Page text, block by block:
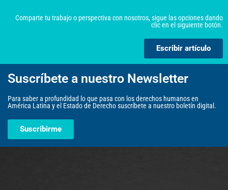
Comparte tu trabajo o perspectiva con nosotros, sigue las opciones dando
clic en el siguiente botón.
Escribir artículo
Suscríbete a nuestro Newsletter
Para saber a profundidad lo que pasa con los derechos humanos en
América Latina y el Estado de Derecho suscríbete a nuestro boletín digital.
Suscribirme